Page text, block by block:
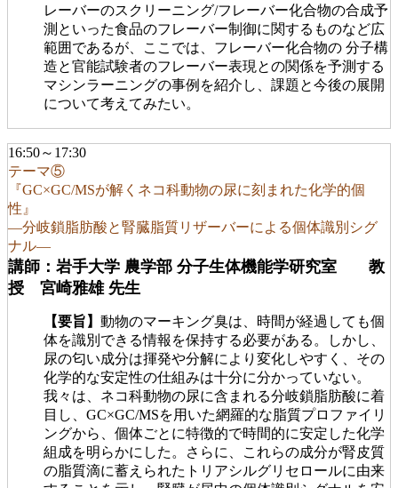
レーバーのスクリーニング/フレーバー化合物の合成予
測といった食品のフレーバー制御に関するものなど広
範囲であるが、ここでは、フレーバー化合物の 分子構
造と官能試験者のフレーバー表現との関係を予測する
マシンラーニングの事例を紹介し、課題と今後の展開
について考えてみたい。
16:50～17:30
テーマ⑤
『GC×GC/MSが解くネコ科動物の尿に刻まれた化学的個
性』
—分岐鎖脂肪酸と腎臓脂質リザーバーによる個体識別シグ
ナル—
講師：岩手大学 農学部 分子生体機能学研究室 教
授 宮崎雅雄 先生
【要旨】 動物のマーキング臭は、時間が経過しても個
体を識別できる情報を保持する必要がある。しかし、
尿の匂い成分は揮発や分解により変化しやすく、その
化学的な安定性の仕組みは十分に分かっていない。
我々は、ネコ科動物の尿に含まれる分岐鎖脂肪酸に着
目し、GC×GC/MSを用いた網羅的な脂質プロファイリ
ングから、個体ごとに特徴的で時間的に安定した化学
組成を明らかにした。さらに、これらの成分が腎皮質
の脂質滴に蓄えられたトリアシルグリセロールに由来